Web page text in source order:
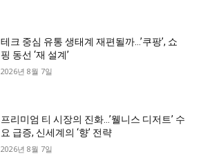
테크 중심 유통 생태계 재편될까…’쿠팡’, 쇼
핑 동선 ‘재 설계’
2026년 8월 7일
프리미엄 티 시장의 진화…’웰니스 디저트’ 수
요 급증, 신세계의 ‘향’ 전략
2026년 8월 7일